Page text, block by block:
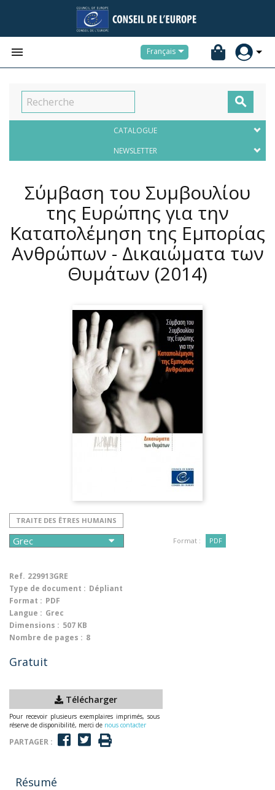
 Français

CATALOGUE
NEWSLETTER
Σύμβαση του Συμβουλίου
της Ευρώπης για την
Καταπολέμηση της Εμπορίας
Ανθρώπων - Δικαιώματα των
Θυμάτων (2014)
TRAITE DES ÊTRES HUMAINS
Format : PDF
Ref. 229913GRE
Type de document : Dépliant
Format : PDF
Langue : Grec
Dimensions : 507 KB
Nombre de pages : 8
Gratuit
Télécharger
Pour recevoir plusieurs exemplaires imprimés, sous
réserve de disponibilité, merci de nous contacter
PARTAGER :
Résumé